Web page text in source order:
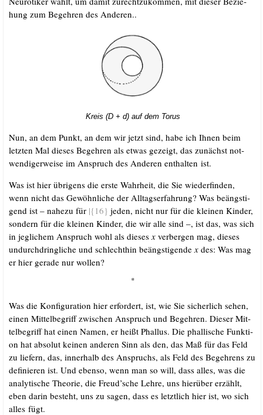
hung zum Begeh­ren des Anderen..
Kreis (D + d) auf dem Torus
Nun, an dem Punkt, an dem wir jetzt sind, habe ich Ihnen beim
letz­ten Mal die­ses Begeh­ren als etwas gezeigt, das zunächst not­
wen­di­ger­wei­se im Anspruch des Ande­ren ent­hal­ten ist.
Was ist hier übri­gens die ers­te Wahr­heit, die Sie wie­der­fin­den,
wenn nicht das Gewöhn­li­che der All­tags­er­fah­rung? Was beängs­ti­
gend ist – nahe­zu für |{16} jeden, nicht nur für die klei­nen Kin­der,
son­dern für die klei­nen Kin­der, die wir alle sind –, ist das, was sich
in jeg­li­chem Anspruch wohl als die­ses xver­ber­gen mag, die­ses
undurch­dring­li­che und schlecht­hin beängs­ti­gen­de xdes: Was mag
er hier gera­de nur wollen?
*
Was die Kon­fi­gu­ra­ti­on hier erfor­dert, ist, wie Sie sicher­lich sehen,
einen Mit­tel­be­griff zwi­schen Anspruch und Begeh­ren. Die­ser Mit­
tel­be­griff hat einen Namen, er heißt Phal­lus. Die phal­li­sche Funk­ti­
on hat abso­lut kei­nen ande­ren Sinn als den, das Maß für das Feld
zu lie­fern, das, inner­halb des Anspruchs, als Feld des Begeh­rens zu
defi­nie­ren ist. Und eben­so, wenn man so will, dass alles, was die
ana­ly­ti­sche Theo­rie, die Freud’sche Leh­re, uns hier­über erzählt,
eben dar­in besteht, uns zu sagen, dass es letzt­lich hier ist, wo sich
alles fügt.